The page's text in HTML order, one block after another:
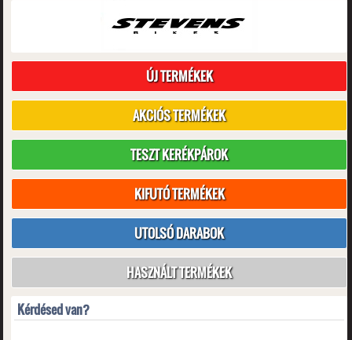
ÚJ TERMÉKEK
AKCIÓS TERMÉKEK
TESZT KERÉKPÁROK
KIFUTÓ TERMÉKEK
UTOLSÓ DARABOK
HASZNÁLT TERMÉKEK
Kérdésed van?